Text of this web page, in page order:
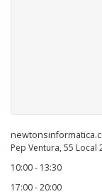
Pep Ventura, 55 Local
10:00 - 13:30
17:00 - 20:00